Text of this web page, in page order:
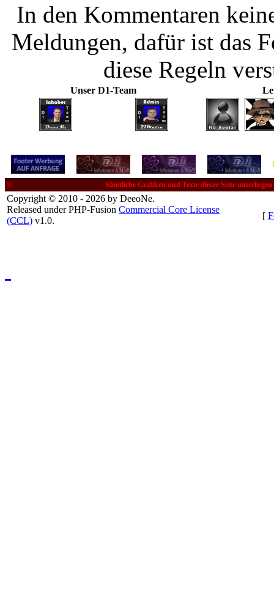
In den Kommentaren
Meldungen, dafür ist das
diese Regeln
Unser D1-Team
© Sämtliche Grafiken und Texte dieser Seite
Copyright © 2010 - 2026 by DeeoNe.
Released under PHP-Fusion Commercial Core License
(CCL) v1.0. [